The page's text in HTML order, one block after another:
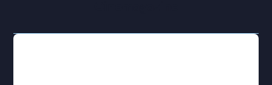
De jonge bokser Camille woont op een prestigieus